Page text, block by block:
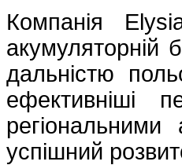
Компанія
акумуляторній
дальністю
ефективніші
успішний